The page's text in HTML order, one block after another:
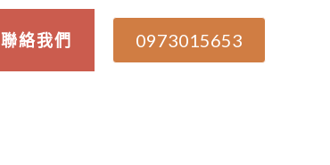
聯絡我們 0973015653